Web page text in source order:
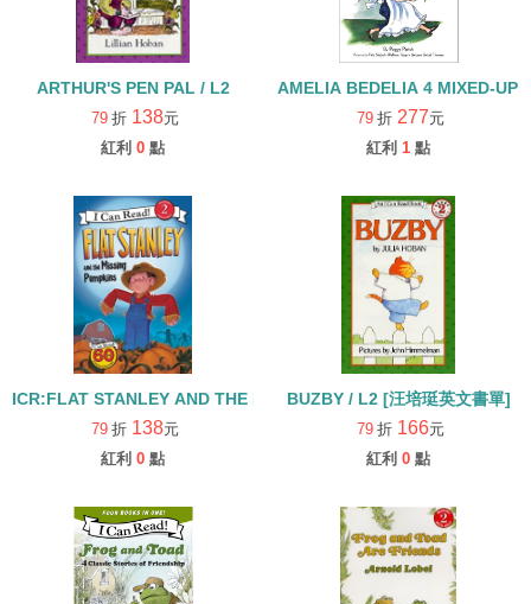
ARTHUR'S PEN PAL / L2
79 折 138元
紅利 0 點
AMELIA BEDELIA 4 MIXED-UP
79 折 277元
紅利 1 點
ICR:FLAT STANLEY AND THE MISSING PUMPKINS /L2
79 折 138元
紅利 0 點
BUZBY / L2 [汪培珽英文書單]
79 折 166元
紅利 0 點